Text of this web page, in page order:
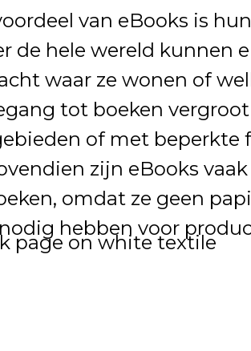
van eBooks is
de hele wereld kunnen
waar ze wonen of
tot boeken
of met beperkte
zijn eBooks
omdat ze geen
hebben voor